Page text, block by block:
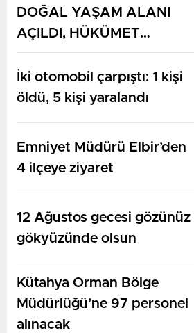
DOĞAL YAŞAM ALANI
AÇILDI, HÜKÜMET
KONAĞININ TEMELİ
ATILDI
İki otomobil çarpıştı: 1 kişi
öldü, 5 kişi yaralandı
Emniyet Müdürü Elbir’den
4 ilçeye ziyaret
12 Ağustos gecesi gözünüz
gökyüzünde olsun
Kütahya Orman Bölge
Müdürlüğü’ne 97 personel
alınacak